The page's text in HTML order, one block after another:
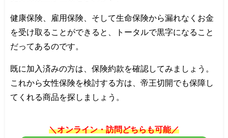
健康保険、雇用保険、そして生命保険から漏れなくお金
を受け取ることができると、トータルで黒字になること
だってあるのです。
既に加入済みの方は、保険約款を確認してみましょう。
これから女性保険を検討する方は、帝王切開でも保障し
てくれる商品を探しましょう。
＼オンライン・訪問どちらも可能／